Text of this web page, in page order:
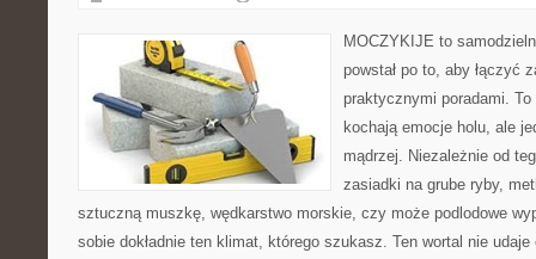
MOCZYKIJE to
powstał po to, aby łączyć
praktycznymi poradami.
kochają emocje holu, ale
mądrzej. Niezależnie od
zasiadki na grube ryby,
sztuczną muszkę, wędkarstwo morskie, czy może podlodowe
sobie dokładnie ten klimat, którego szukasz. Ten wortal nie